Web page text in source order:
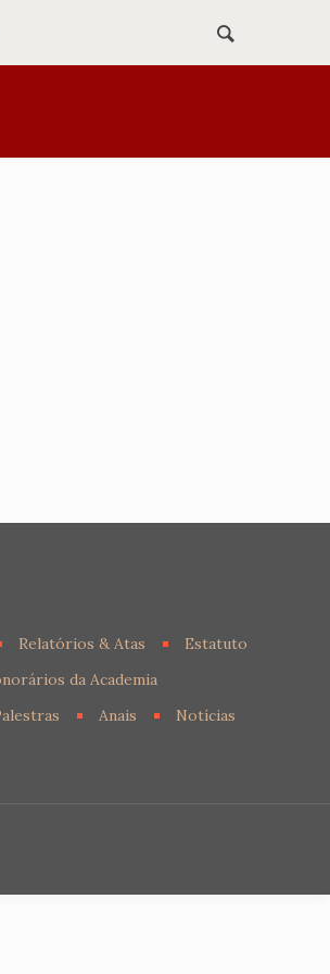
Relatórios & Atas
Estatuto
da Academia
Anais
Notícias